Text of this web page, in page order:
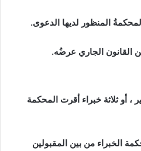
المنظور لديها الدعوى.
، أو ثلاثة خبراء أقرت المحكمة
الخبراء من بين المقبولين